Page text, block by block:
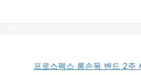
프로스펙스 롱손목 밴드 2주